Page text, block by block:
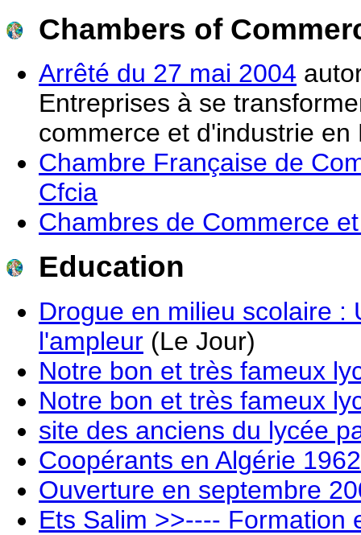
Chambers of
Arrêté du 27 mai 2004
Entreprises à se
commerce et d'industrie en
Chambre Française de
Cfcia
Chambres de Commerce
Education
Drogue en milieu scolaire :
l'ampleur (Le Jour)
Notre bon et très fameux
Notre bon et très fameux
site des anciens du lycée
Coopérants en Algérie
Ouverture en septembre
Ets Salim >>---- Formation